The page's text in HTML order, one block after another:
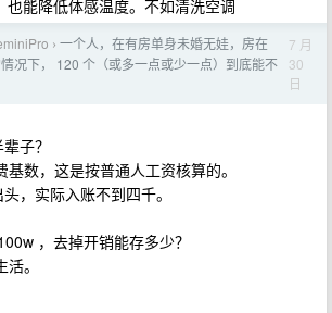
能降低体感温度。不如清洗空调
› 一个人，在有房单身未婚无娃，房在
况下， 120 个（或多一点或少一点）到底能不
7 月
30
日
子？
数，这是按普通人工资核算的。
，实际入账不到四千。
，去掉开销能存多少？
。